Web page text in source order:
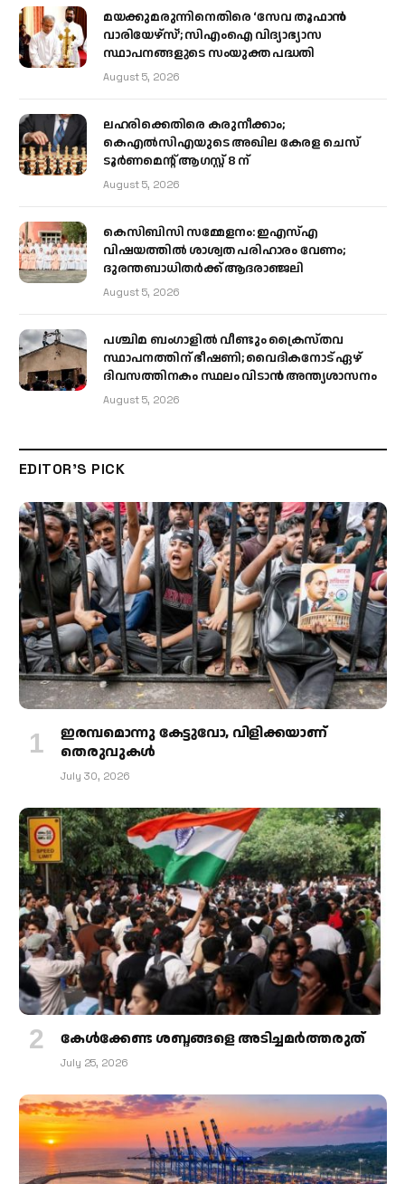
മയക്കുമരുന്നിനെതിരെ ‘സേവ തൂഫാൻ
വാരിയേഴ്‌സ്’; സിഎംഐ വിദ്യാഭ്യാസ
സ്ഥാപനങ്ങളുടെ സംയുക്ത പദ്ധതി
August 5, 2026
ലഹരിക്കെതിരെ കരുനീക്കാം;
കെഎൽസിഎയുടെ അഖില കേരള ചെസ്
ടൂർണമെന്റ് ആഗസ്റ്റ് 8 ന്
August 5, 2026
കെസിബിസി സമ്മേളനം: ഇഎസ്എ
വിഷയത്തിൽ ശാശ്വത പരിഹാരം വേണം;
ദുരന്തബാധിതർക്ക് ആദരാഞ്ജലി
August 5, 2026
പശ്ചിമ ബംഗാളിൽ വീണ്ടും ക്രൈസ്തവ
സ്ഥാപനത്തിന് ഭീഷണി; വൈദികനോട് ഏഴ്
ദിവസത്തിനകം സ്ഥലം വിടാൻ അന്ത്യശാസനം
August 5, 2026
EDITOR'S PICK
ഇരമ്പമൊന്നു കേട്ടുവോ, വിളിക്കയാണ്
തെരുവുകള്‍
July 30, 2026
കേള്‍ക്കേണ്ട ശബ്ദങ്ങളെ അടിച്ചമര്‍ത്തരുത്
July 25, 2026